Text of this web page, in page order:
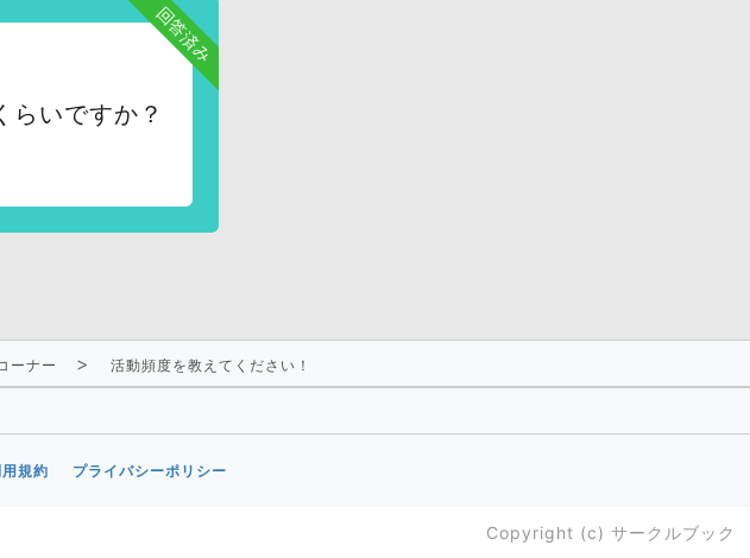
回答済み
らいですか？
ーナー 活動頻度を教えてください！
規約 プライバシーポリシー
Copyright (c) サークルブック